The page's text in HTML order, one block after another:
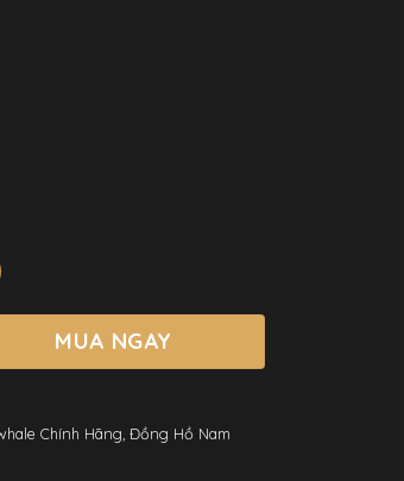
Dây Thép 43mm số lượng
MUA NGAY
Chính Hãng Đồng Hồ Nam